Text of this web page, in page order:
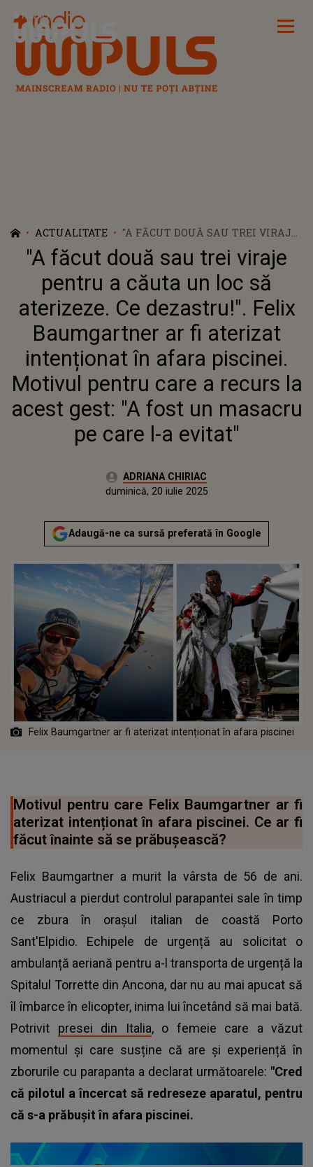
Radio Impuls
ACTUALITATE
"A FĂCUT DOUĂ SAU TREI VIRAJE
PENTRU A CĂUTA UN LOC SĂ
ATERIZEZE. CE DEZASTRU!". FELIX
BAUMGARTNER AR FI ATERIZAT
INTENȚIONAT ÎN AFARA PISCINEI.
MOTIVUL PENTRU CARE A
RECURS LA ACEST GEST: "A FOST
UN MASACRU PE CARE L-A
EVITAT"
"A făcut două sau trei viraje
pentru a căuta un loc să
aterizeze. Ce dezastru!". Felix
Baumgartner ar fi aterizat
intenționat în afara piscinei.
Motivul pentru care a recurs la
acest gest: "A fost un masacru
pe care l-a evitat"
Autor:ADRIANA CHIRIAC
Publicat:
duminică, 20 iulie 2025
Adaugă-ne ca sursă preferată în Google
Felix Baumgartner ar fi aterizat intenționat în afara piscinei
Motivul pentru care Felix Baumgartner ar fi
aterizat intenționat în afara piscinei. Ce ar fi
făcut înainte să se prăbușească?
Felix Baumgartner a murit la vârsta de 56 de ani.
Austriacul a pierdut controlul parapantei sale în timp
ce zbura în orașul italian de coastă Porto
Sant'Elpidio. Echipele de urgență au solicitat o
ambulanță aeriană pentru a-l transporta de urgență la
Spitalul Torrette din Ancona, dar nu au mai apucat să
îl îmbarce în elicopter, inima lui încetând să mai bată.
Potrivit presei din Italia, o femeie care a văzut
momentul și care susține că are și experiență în
zborurile cu parapanta a declarat următoarele: "Cred
că pilotul a încercat să redreseze aparatul, pentru
că s-a prăbușit în afara piscinei.